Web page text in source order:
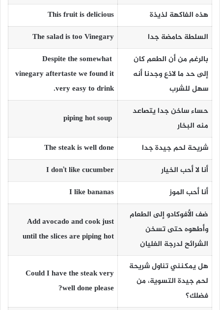
هذه الفاكهة لذيذة
This fruit is delicious
السلطة حامضة جدا
The salad is too Vinegary
بالرغم من أن الطعم كان
إلى حد ما لاذع وجدنا أنه
سهل للشرب
Despite the somewhat
vinegary aftertaste we found it
very easy to drink.
حساء ساخن جدا يتصاعد
منه البخار
piping hot soup
شريحة لحم جيدة جدا The steak iswell done
أنا لا أحب الخيار
I don’t like cucumber
أنا أحب الموز
I like bananas
ضف الأفوكادو إلى الطعام
وأطهوه حتى تسخن
الشرائح لدرجة الغليان
Add avocado and cook just
until the slices are piping hot
هل يمكنني تناول شريحة
لحم جيدة التسوية، من
فضلك؟
Could I have the steak very
well done please?